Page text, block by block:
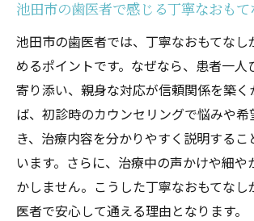
痛みや不安を和らげる歯医者
例
池田市の歯医者が重視する患
体制
口コミで話題の快適な歯医者
歯医者選びで押さえたい通い
重要性
痛みや不安を和らげる歯医者の工夫
池田市の歯医者で感じる丁寧なおも
池田市の歯医者では、丁寧なおもてなし
めるポイントです。なぜなら、患者一人
寄り添い、親身な対応が信頼関係を築く
ば、初診時のカウンセリングで悩みや
き、治療内容を分かりやすく説明するこ
います。さらに、治療中の声かけや細や
かしません。こうした丁寧なおもてな
医者で安心して通える理由となります。